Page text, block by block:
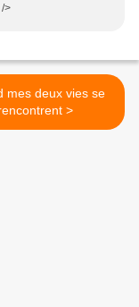
>
mes deux vies se
rencontrent >